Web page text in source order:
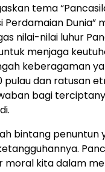
tema
Perdamaian Dunia”
nilai-nilai luhur
menjaga
keberagaman
pulau dan ratusan
bagi
bintang penuntun
moral kita dalam